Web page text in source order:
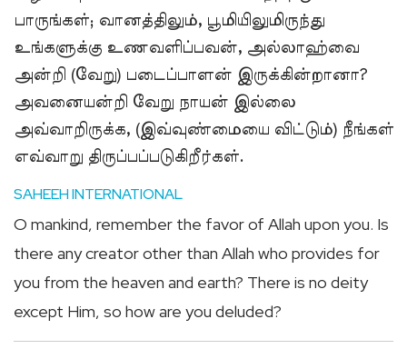
பாருங்கள்; வானத்திலும், பூமியிலுமிருந்து
உங்களுக்கு உணவளிப்பவன், அல்லாஹ்வை
அன்றி (வேறு) படைப்பாளன் இருக்கின்றானா?
அவனையன்றி வேறு நாயன் இல்லை
அவ்வாறிருக்க, (இவ்வுண்மையை விட்டும்) நீங்கள்
எவ்வாறு திருப்பப்படுகிறீர்கள்.
SAHEEH INTERNATIONAL
O mankind, remember the favor of Allah upon you. Is
there any creator other than Allah who provides for
you from the heaven and earth? There is no deity
except Him, so how are you deluded?